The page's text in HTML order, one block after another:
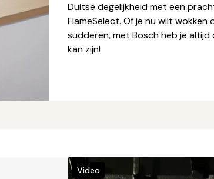
Duitse degelijkheid met een
FlameSelect. Of je nu wilt
sudderen, met Bosch heb je
kan zijn!
Video